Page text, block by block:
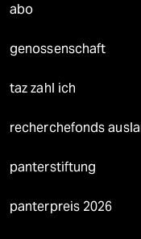
abo
genossenschaft
taz zahl ich
recherchefonds
panterstiftung
panterpreis 2026